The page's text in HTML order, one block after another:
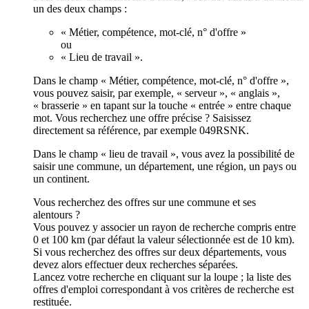
un des deux champs :
« Métier, compétence, mot-clé, n° d'offre »
ou
« Lieu de travail ».
Dans le champ « Métier, compétence, mot-clé, n° d'offre »,
vous pouvez saisir, par exemple, « serveur », « anglais »,
« brasserie » en tapant sur la touche « entrée » entre chaque
mot. Vous recherchez une offre précise ? Saisissez
directement sa référence, par exemple 049RSNK.
Dans le champ « lieu de travail », vous avez la possibilité de
saisir une commune, un département, une région, un pays ou
un continent.
Vous recherchez des offres sur une commune et ses
alentours ?
Vous pouvez y associer un rayon de recherche compris entre
0 et 100 km (par défaut la valeur sélectionnée est de 10 km).
Si vous recherchez des offres sur deux départements, vous
devez alors effectuer deux recherches séparées.
Lancez votre recherche en cliquant sur la loupe ; la liste des
offres d'emploi correspondant à vos critères de recherche est
restituée.